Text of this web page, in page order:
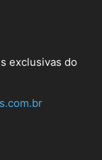
exclusivas do